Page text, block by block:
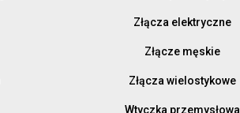
Złącza elektryczne
Złącze męskie
Złącza wielostykowe
Wtyczka przemysłowa